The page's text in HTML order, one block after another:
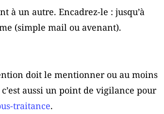
à un autre. Encadrez-le : jusqu’à
(simple mail ou avenant).
doit le mentionner ou au moins
aussi un point de vigilance pour
traitance.